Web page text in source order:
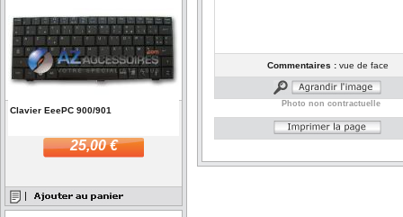
Clavier EeePC 900/901
25,00 €
Commentaires :vue de face
Photo non contractuelle